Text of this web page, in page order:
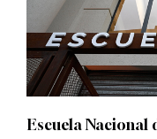
Escuela Nacional